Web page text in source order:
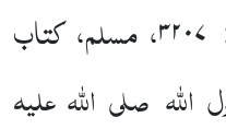
۳۲۰۷، مسلم، کتاب
اللّٰہ صلی اللّٰہ علیہ